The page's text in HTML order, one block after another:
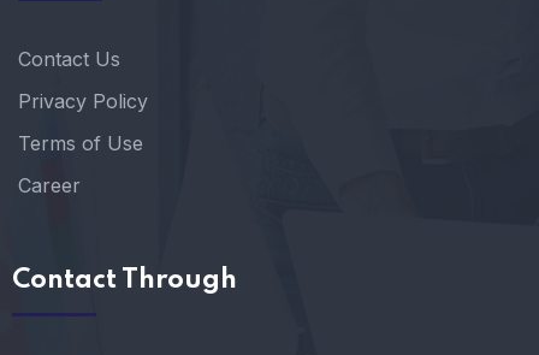
Contact Us
Privacy Policy
Terms of Use
Career
Contact Through